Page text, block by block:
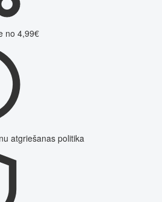
no 4,99€
atgriešanas politika